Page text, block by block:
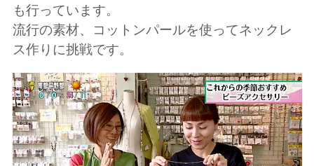
も行っています。
流行の素材、コットンパールを使ってネックレ
ス作りに挑戦です。